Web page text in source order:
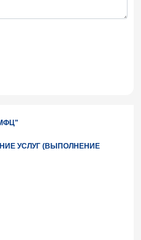
УСЛУГ (ВЫПОЛНЕНИЕ